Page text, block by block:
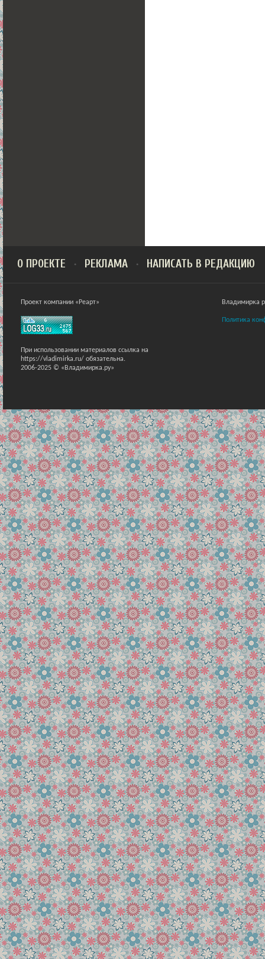
О ПРОЕКТЕ РЕКЛАМА НАПИСАТЬ В РЕДАКЦИЮ
Проект компании «Реарт»
При использовании материалов ссылка на
https://vladimirka.ru/ обязательна.
2006-2025 © «Владимирка.ру»
Владимирка
Политика